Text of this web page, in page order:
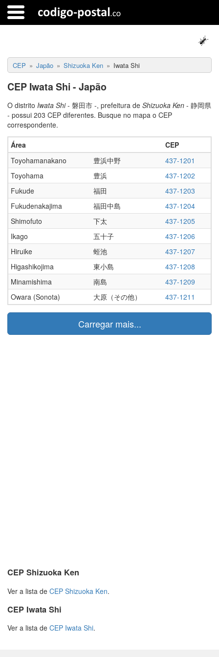
CEP Japão Shizuoka Ken Iwata Shi
CEP Iwata Shi - Japão
O distrito Iwata Shi- 磐田市 -, prefeitura de Shizuoka Ken - 静岡県
- possui 203 CEP diferentes. Busque no mapa o CEP
correspondente.
Área
CEP
Toyohamanakano
豊浜中野
437-1201
Toyohama
豊浜
437-1202
Fukude
福田
437-1203
Fukudenakajima
福田中島
437-1204
Shimofuto
下太
437-1205
Ikago
五十子
437-1206
Hiruike
蛭池
437-1207
Higashikojima
東小島
437-1208
Minamishima
南島
437-1209
Owara (Sonota)
大原（その他） 437-1211
Carregar mais...
CEP Shizuoka Ken
Ver a lista de CEP Shizuoka Ken.
CEP Iwata Shi
Ver a lista de CEP Iwata Shi.